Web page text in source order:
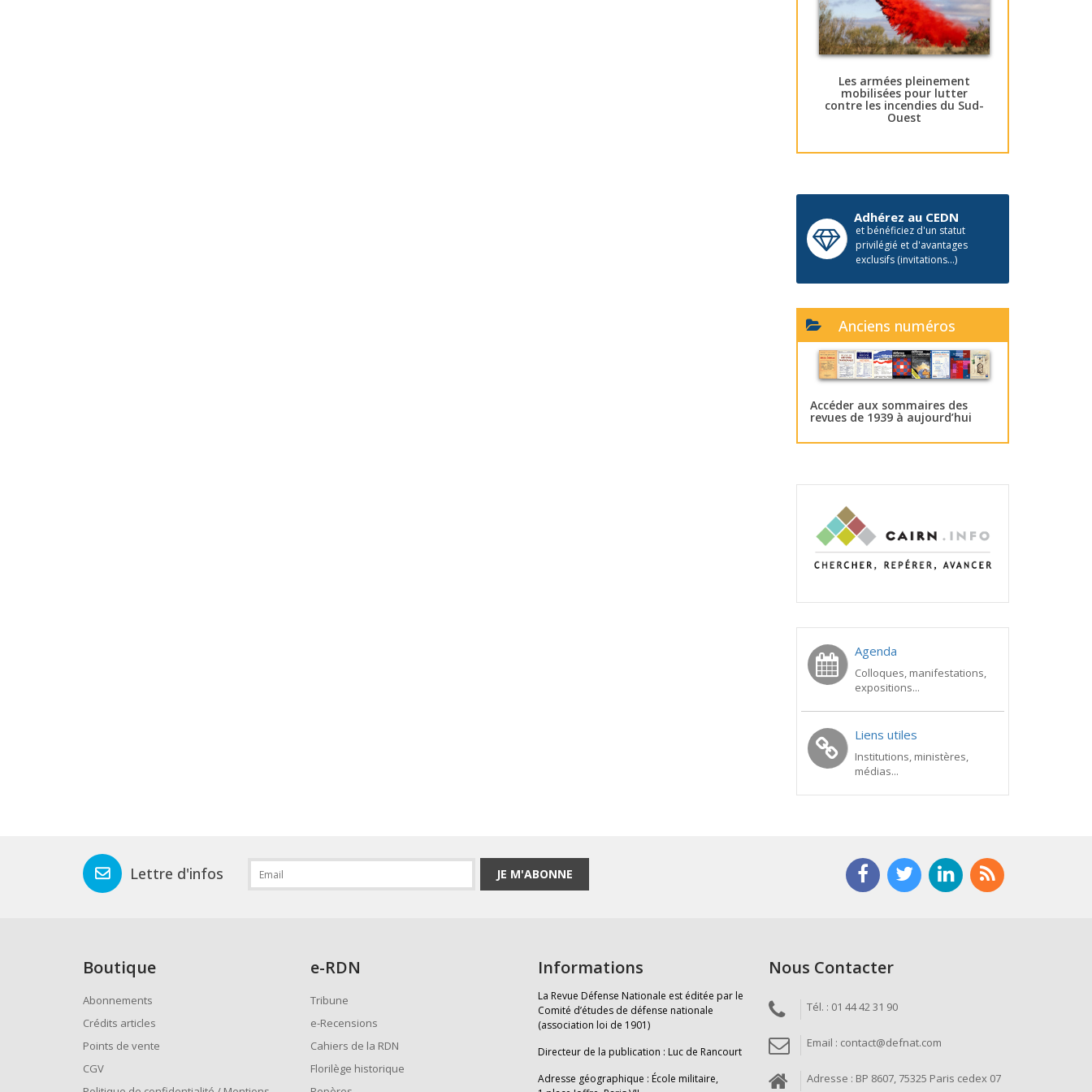
Les armées pleinement
mobilisées pour lutter
contre les incendies du Sud-
Ouest
Adhérez au CEDN
et bénéficiez d'un statut
privilégié et d'avantages
exclusifs (invitations...)
Anciens numéros
Accéder aux sommaires des
revues de 1939 à aujourd’hui
Agenda
Colloques, manifestations,
expositions...
Liens utiles
Institutions, ministères,
médias...
Lettre d'infos JE M'ABONNE
Boutique
Abonnements
Crédits articles
Points de vente
CGV
e-RDN
Tribune
e-Recensions
Cahiers de la RDN
Florilège historique
Informations
La Revue Défense Nationale est éditée par le
Comité d’études de défense nationale
(association loi de 1901)
Directeur de la publication : Luc de Rancourt
Adresse géographique : École militaire,
Nous Contacter
Tél. : 01 44 42 31 90
Email : contact@defnat.com
Adresse : BP 8607, 75325 Paris cedex 07